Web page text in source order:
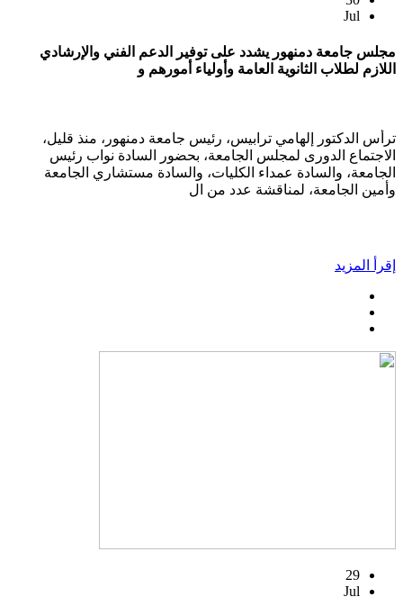
Jul
مجلس جامعة دمنهور يشدد على توفير الدعم الفني والإرشادي
اللازم لطلاب الثانوية العامة وأولياء أمورهم و
ترأس الدكتور إلهامي ترابيس، رئيس جامعة دمنهور، منذ قليل،
الاجتماع الدورى لمجلس الجامعة، بحضور السادة نواب رئيس
الجامعة، والسادة عمداء الكليات، والسادة مستشاري الجامعة
وأمين الجامعة، لمناقشة عدد من ال
إقرأ المزيد
29
Jul